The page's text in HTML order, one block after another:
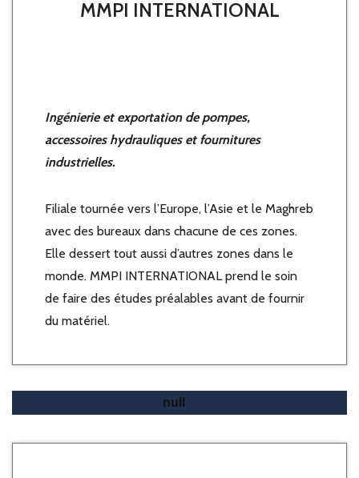
MMPI INTERNATIONAL
Ingénierie et exportation de pompes,
accessoires hydrauliques et fournitures
industrielles.
Filiale tournée vers l’Europe, l’Asie et le Maghreb
avec des bureaux dans chacune de ces zones.
Elle dessert tout aussi d’autres zones dans le
monde. MMPI INTERNATIONAL prend le soin
de faire des études préalables avant de fournir
du matériel.
Une étude technique?